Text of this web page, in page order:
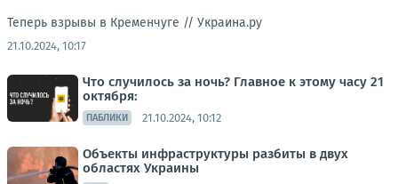
Теперь взрывы в Кременчуге // Украина.ру
21.10.2024, 10:17
Что случилось за ночь? Главное к этому часу 21
октября:
ПАБЛИКИ 21.10.2024, 10:12
Объекты инфраструктуры разбиты в двух
областях Украины